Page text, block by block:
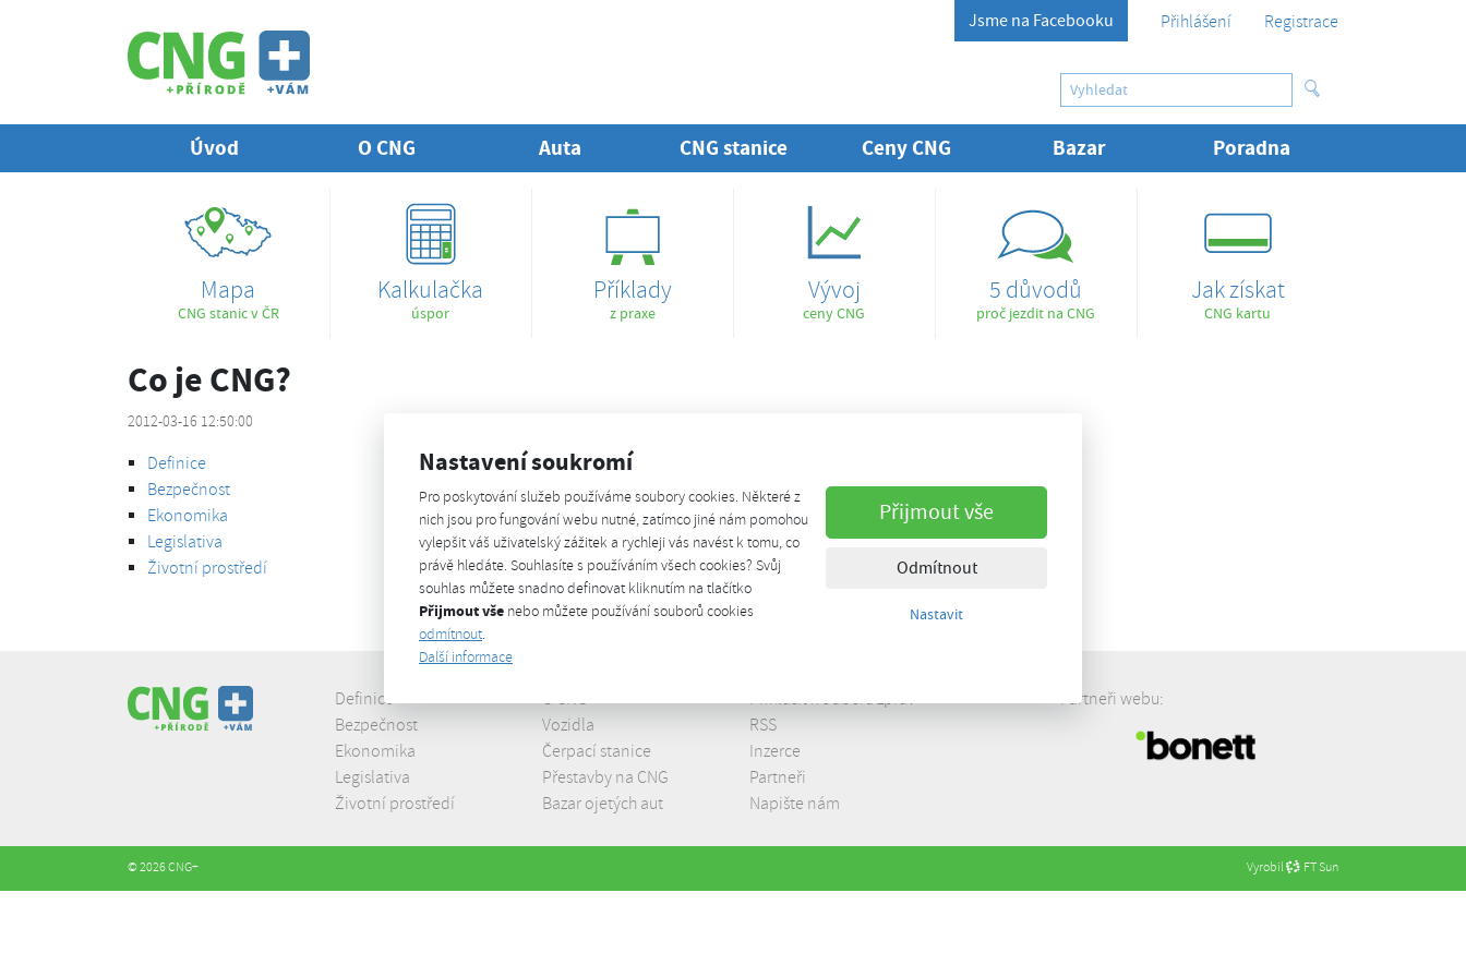
Nastavení soukromí
Pro poskytování služeb používáme soubory cookies. Některé z
nich jsou pro fungování webu nutné, zatímco jiné nám pomohou
vylepšit váš uživatelský zážitek a rychleji vás navést k tomu, co
právě hledáte. Souhlasíte s používáním všech cookies? Svůj
souhlas můžete snadno definovat kliknutím na tlačítko
Přijmout vše nebo můžete používání souborů cookies
odmítnout.
Další informace
Přijmout vše
Odmítnout
Nastavit
Jsme na Facebooku Přihlášení Registrace
Úvod O CNG Auta CNG stanice Ceny CNG Bazar Poradna
Mapa
CNG stanic v ČR
Kalkulačka
úspor
Příklady
z praxe
Vývoj
ceny CNG
5 důvodů
proč jezdit na CNG
Jak získat
CNG kartu
Co je CNG?
2012-03-16 12:50:00
Definice
Bezpečnost
Ekonomika
Legislativa
Životní prostředí
Definice
Bezpečnost
Ekonomika
Legislativa
Životní prostředí
O CNG
Vozidla
Čerpací stanice
Přestavby na CNG
Bazar ojetých aut
Přihlásit k odběru zpráv
RSS
Inzerce
Partneři
Napište nám
Partneři webu:
© 2026 CNG+ Vyrobil FT Sun